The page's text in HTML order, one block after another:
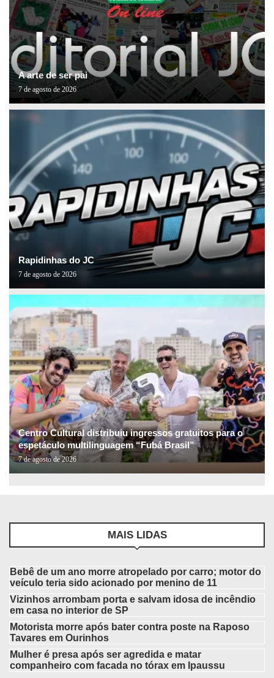
A arte de ser pai
7 de agosto de 2026
Rapidinhas do JC
7 de agosto de 2026
Centro Cultural distribuiu ingressos gratuitos para o
espetáculo multilinguagem “Fubá Brasil”
7 de agosto de 2026
MAIS LIDAS
Bebê de um ano morre atropelado por carro; motor do
veículo teria sido acionado por menino de 11
Vizinhos arrombam porta e salvam idosa de incêndio
em casa no interior de SP
Motorista morre após bater contra poste na Raposo
Tavares em Ourinhos
Mulher é presa após ser agredida e matar
companheiro com facada no tórax em Ipaussu